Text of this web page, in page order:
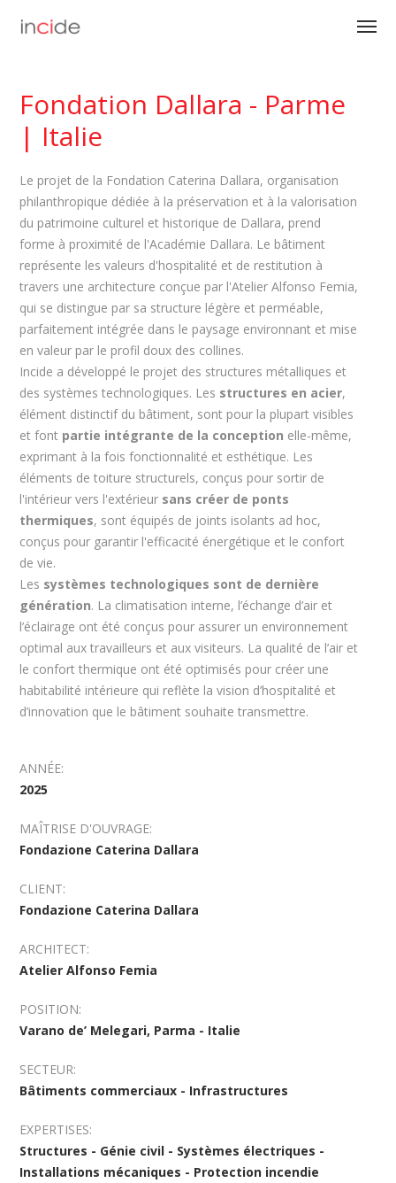
Fondation Dallara - Parme
| Italie
Le projet de la Fondation Caterina Dallara, organisation
philanthropique dédiée à la préservation et à la valorisation
du patrimoine culturel et historique de Dallara, prend
forme à proximité de l'Académie Dallara. Le bâtiment
représente les valeurs d'hospitalité et de restitution à
travers une architecture conçue par l'Atelier Alfonso Femia,
qui se distingue par sa structure légère et perméable,
parfaitement intégrée dans le paysage environnant et mise
en valeur par le profil doux des collines.
Incide a développé le projet des structures métalliques et
des systèmes technologiques. Les structures en acier,
élément distinctif du bâtiment, sont pour la plupart visibles
et font partie intégrante de la conception elle-même,
exprimant à la fois fonctionnalité et esthétique. Les
éléments de toiture structurels, conçus pour sortir de
l'intérieur vers l'extérieur sans créer de ponts
thermiques, sont équipés de joints isolants ad hoc,
conçus pour garantir l'efficacité énergétique et le confort
de vie.
Les systèmes technologiques sont de dernière
génération. La climatisation interne, l’échange d’air et
l’éclairage ont été conçus pour assurer un environnement
optimal aux travailleurs et aux visiteurs. La qualité de l’air et
le confort thermique ont été optimisés pour créer une
habitabilité intérieure qui reflète la vision d’hospitalité et
d’innovation que le bâtiment souhaite transmettre.
ANNÉE:
2025
MAÎTRISE D'OUVRAGE:
Fondazione Caterina Dallara
CLIENT:
Fondazione Caterina Dallara
ARCHITECT:
Atelier Alfonso Femia
POSITION:
Varano de’ Melegari, Parma - Italie
SECTEUR:
Bâtiments commerciaux - Infrastructures
EXPERTISES:
Structures - Génie civil - Systèmes électriques -
Installations mécaniques - Protection incendie